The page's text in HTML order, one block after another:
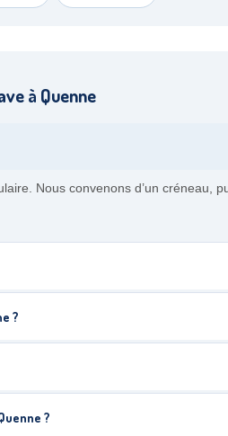
à Quenne
Nous convenons d’un créneau,
?
?